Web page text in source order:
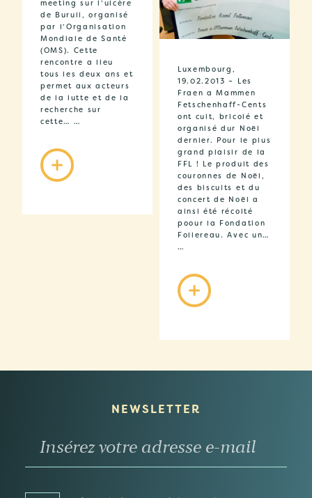
meeting sur l’ulcère
de Buruli, organisé
par l’Organisation
Mondiale de Santé
(OMS). Cette
rencontre a lieu
tous les deux ans et
permet aux acteurs
de la lutte et de la
recherche sur
cette… …
Luxembourg,
19.02.2013 – Les
Fraen a Mammen
Fetschenhaff-Cents
ont cuit, bricolé et
organisé dur Noël
dernier. Pour le plus
grand plaisir de la
FFL ! Le produit des
couronnes de Noël,
des biscuits et du
concert de Noël a
ainsi été récolté
poour la Fondation
Follereau. Avec un…
…
NEWSLETTER